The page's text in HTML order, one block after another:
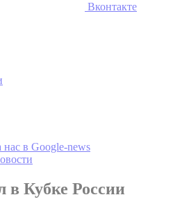
Вконтакте
в Google-news
в Кубке России